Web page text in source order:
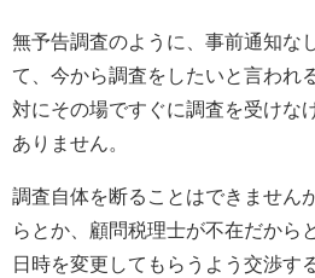
無予告調査のように、事前通知な
て、今から調査をしたいと言われ
対にその場ですぐに調査を受けな
ありません。
調査自体を断ることはできません
らとか、顧問税理士が不在だから
日時を変更してもらうよう交渉す